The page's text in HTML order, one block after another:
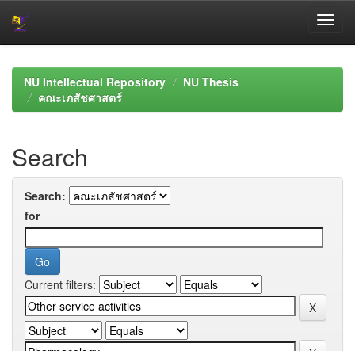
navigationNU Intellectual Repository
NU Thesis
คณะเภสัชศาสตร์
Search
Search:
for
Current filters: